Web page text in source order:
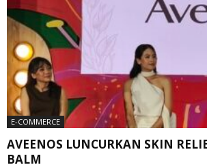
E-COMMERCE
AVEENOS LUNCURKAN SKIN
BALM